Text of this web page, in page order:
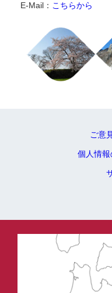
E-Mail： こちらから
ご意
個人情